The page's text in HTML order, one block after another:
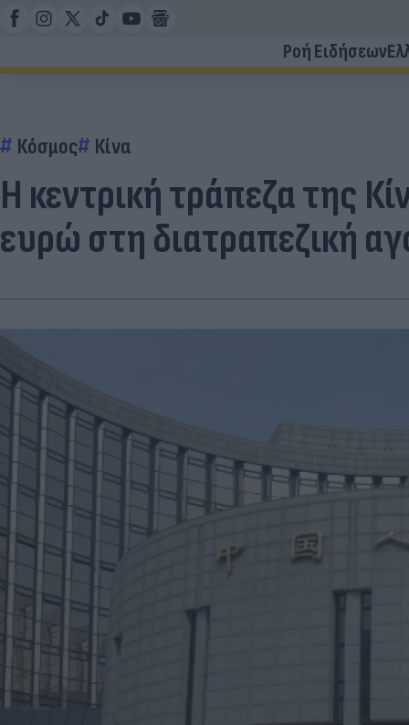
Ροή Ειδήσεων
Κόσμος Κίνα
Η κεντρική τράπεζα της
ευρώ στη διατραπεζική